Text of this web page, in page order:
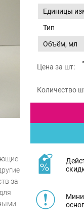
Единицы
Тип
Объём, мл
Цена за шт:
Количество
за